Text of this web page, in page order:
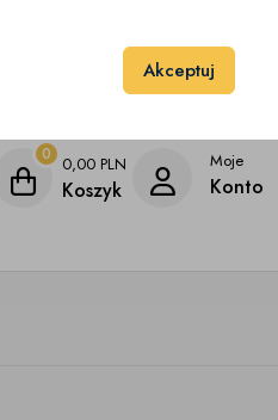
Dodaj przedmiot
0 0,00 PLN
Koszyk
Moje
Konto
Akceptuj